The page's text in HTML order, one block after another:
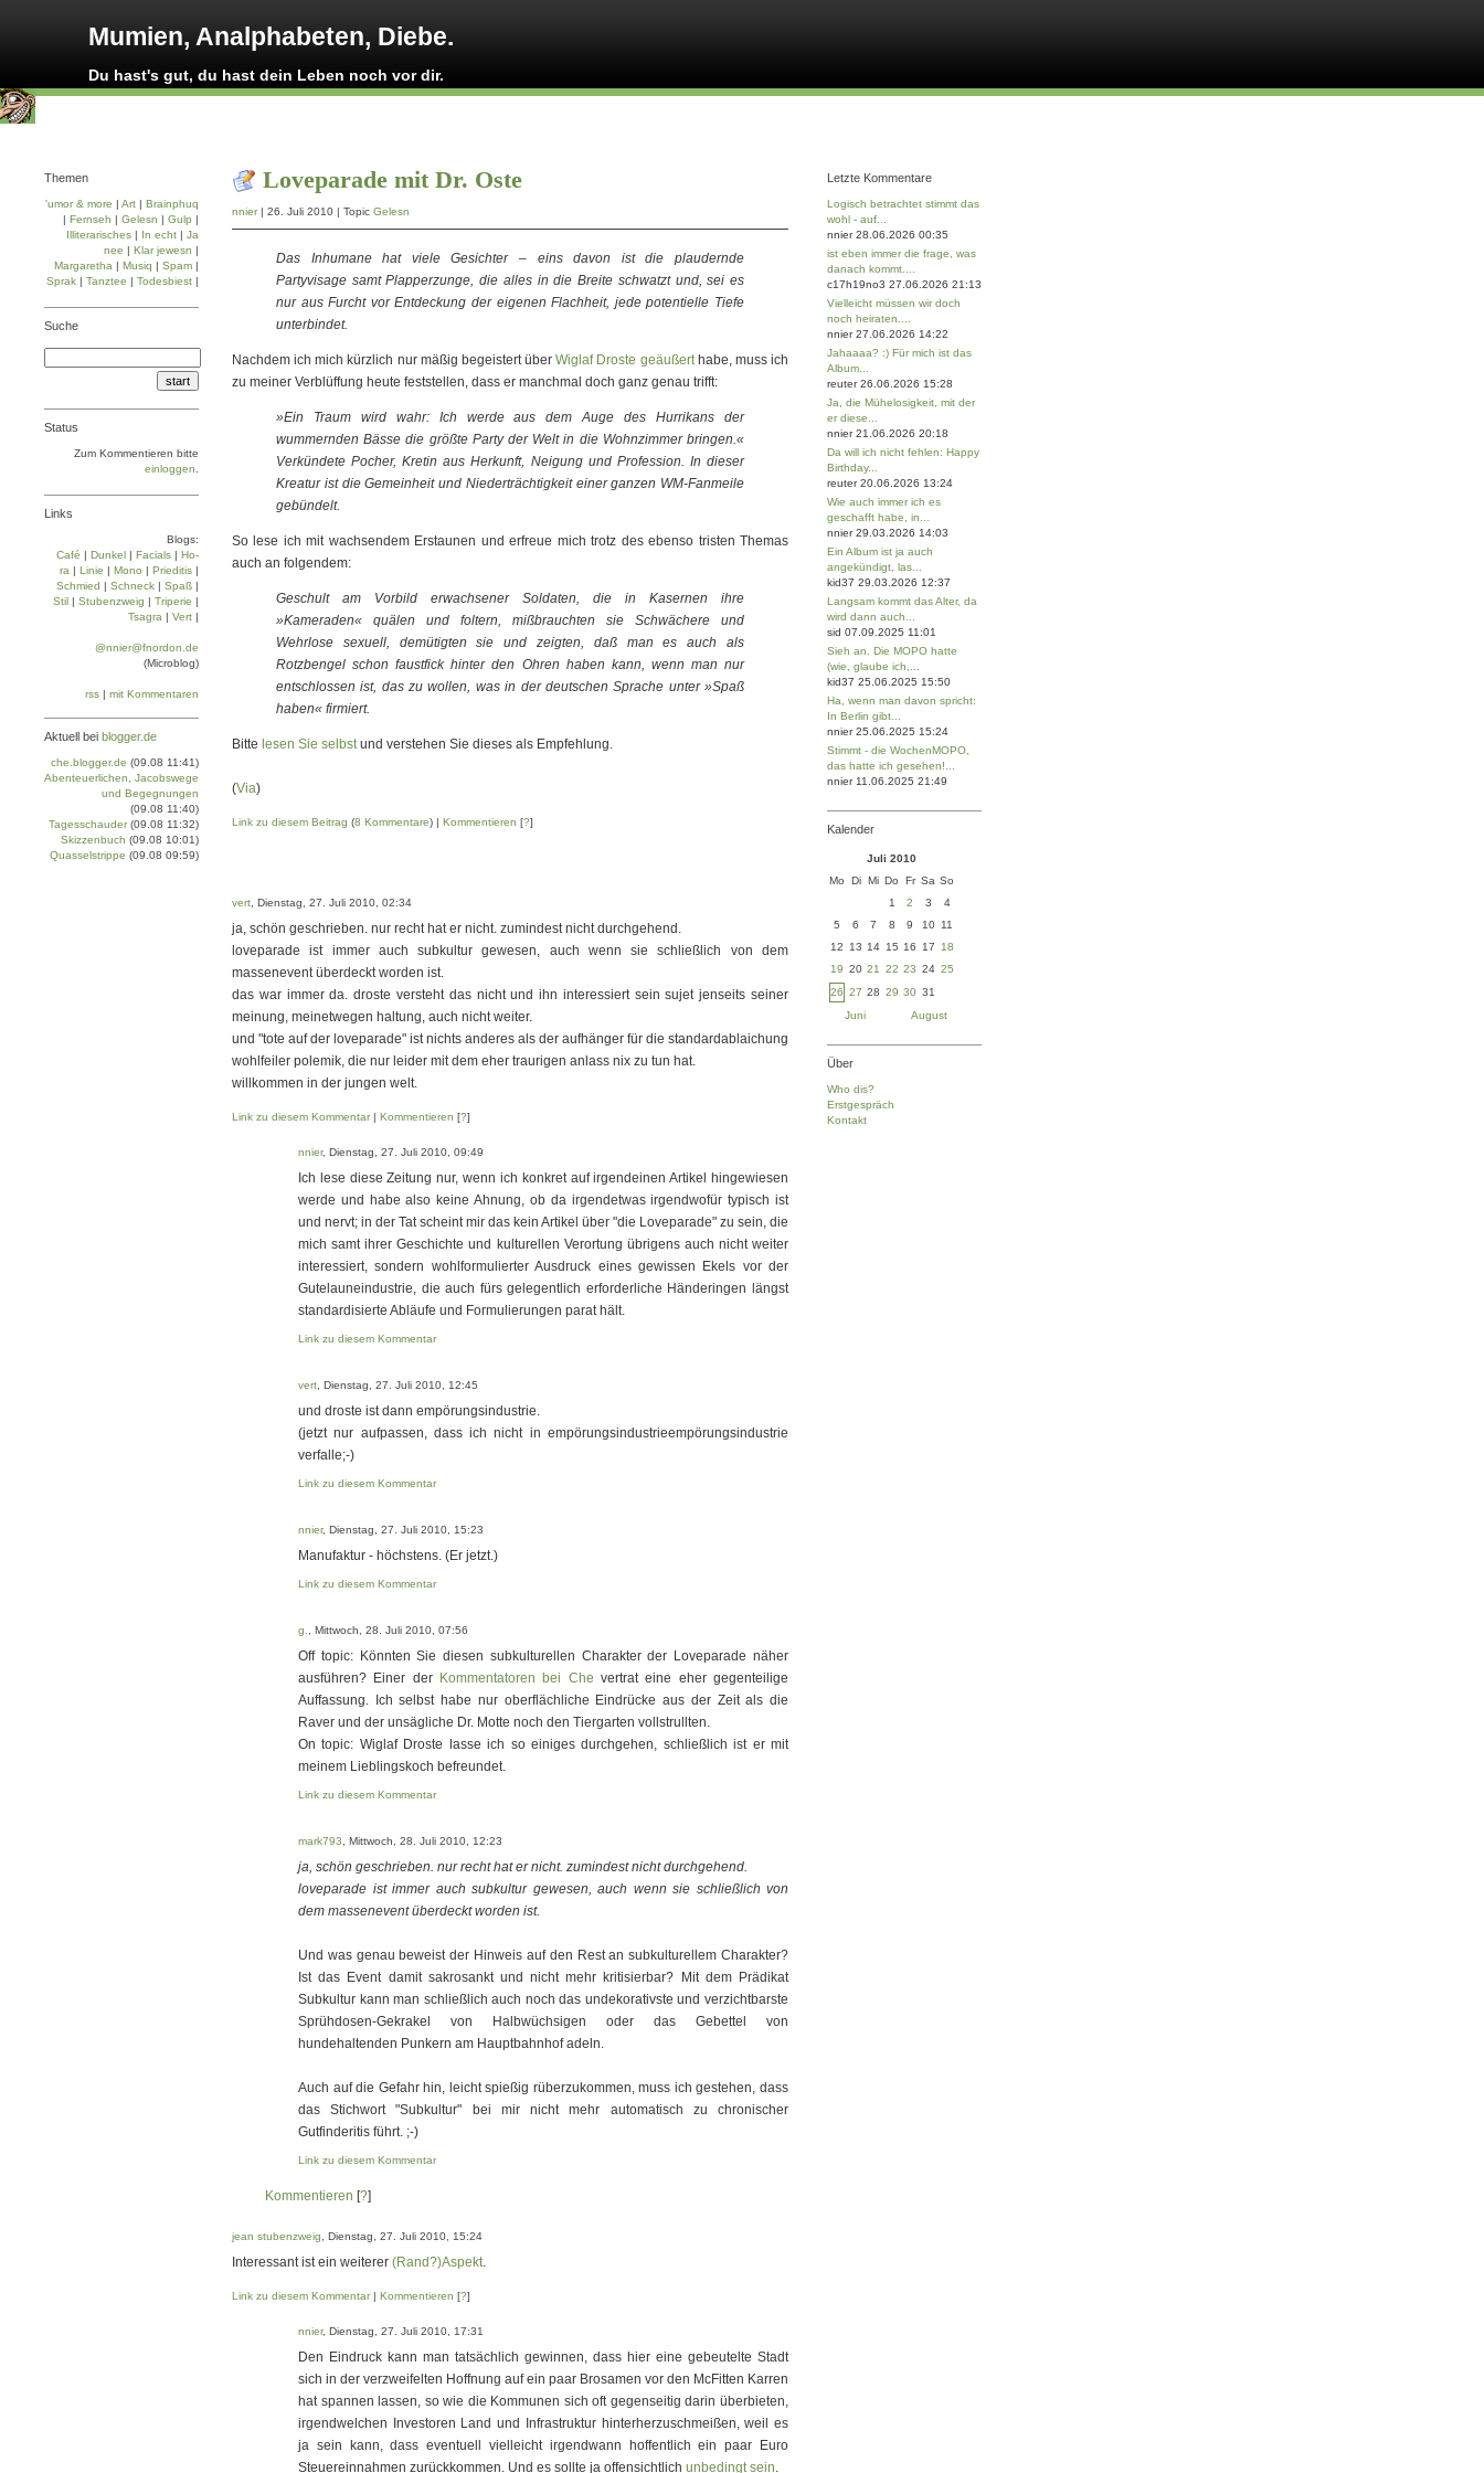
Mumien, Analphabeten, Diebe.
Du hast's gut, du hast dein Leben noch vor dir.
Loveparade mit Dr. Oste
nnier| 26. Juli 2010 | Topic Gelesn
Das Inhumane hat viele Gesichter – eins davon ist die plaudernde
Partyvisage samt Plapperzunge, die alles in die Breite schwatzt und, sei es
nur aus Furcht vor Entdeckung der eigenen Flachheit, jede potentielle Tiefe
unterbindet.
Nachdem ich mich kürzlich nur mäßig begeistert überWiglaf Droste geäußerthabe, muss ich
zu meiner Verblüffung heute feststellen, dass er manchmal doch ganz genau trifft:
»Ein Traum wird wahr: Ich werde aus dem Auge des Hurrikans der
wummernden Bässe die größte Party der Welt in die Wohnzimmer bringen.«
Verkündete Pocher, Kretin aus Herkunft, Neigung und Profession. In dieser
Kreatur ist die Gemeinheit und Niederträchtigkeit einer ganzen WM-Fanmeile
gebündelt.
So lese ich mit wachsendem Erstaunen und erfreue mich trotz des ebenso tristen Themas
auch an folgendem:
Geschult am Vorbild erwachsener Soldaten, die in Kasernen ihre
»Kameraden« quälen und foltern, mißbrauchten sie Schwächere und
Wehrlose sexuell, demütigten sie und zeigten, daß man es auch als
Rotzbengel schon faustfick hinter den Ohren haben kann, wenn man nur
entschlossen ist, das zu wollen, was in der deutschen Sprache unter »Spaß
haben« firmiert.
Bitte lesen Sie selbstund verstehen Sie dieses als Empfehlung.
(Via)
Link zu diesem Beitrag (8 Kommentare) | Kommentieren [?]
vert , Dienstag, 27. Juli 2010, 02:34
ja, schön geschrieben. nur recht hat er nicht. zumindest nicht durchgehend.
loveparade ist immer auch subkultur gewesen, auch wenn sie schließlich von dem
massenevent überdeckt worden ist.
das war immer da. droste versteht das nicht und ihn interessiert sein sujet jenseits seiner
meinung, meinetwegen haltung, auch nicht weiter.
und "tote auf der loveparade" ist nichts anderes als der aufhänger für die standardablaichung
wohlfeiler polemik, die nur leider mit dem eher traurigen anlass nix zu tun hat.
willkommen in der jungen welt.
Link zu diesem Kommentar| Kommentieren [?]
nnier, Dienstag, 27. Juli 2010, 09:49
Ich lese diese Zeitung nur, wenn ich konkret auf irgendeinen Artikel hingewiesen
werde und habe also keine Ahnung, ob da irgendetwas irgendwofür typisch ist
und nervt; in der Tat scheint mir das kein Artikel über "die Loveparade" zu sein, die
mich samt ihrer Geschichte und kulturellen Verortung übrigens auch nicht weiter
interessiert, sondern wohlformulierter Ausdruck eines gewissen Ekels vor der
Gutelauneindustrie, die auch fürs gelegentlich erforderliche Händeringen längst
standardisierte Abläufe und Formulierungen parat hält.
Link zu diesem Kommentar
vert , Dienstag, 27. Juli 2010, 12:45
und droste ist dann empörungsindustrie.
(jetzt nur aufpassen, dass ich nicht in empörungsindustrieempörungsindustrie
verfalle;-)
Link zu diesem Kommentar
nnier, Dienstag, 27. Juli 2010, 15:23
Manufaktur - höchstens. (Er jetzt.)
Link zu diesem Kommentar
g. , Mittwoch, 28. Juli 2010, 07:56
Off topic: Könnten Sie diesen subkulturellen Charakter der Loveparade näher
ausführen? Einer der Kommentatoren bei Che vertrat eine eher gegenteilige
Auffassung. Ich selbst habe nur oberflächliche Eindrücke aus der Zeit als die
Raver und der unsägliche Dr. Motte noch den Tiergarten vollstrullten.
On topic: Wiglaf Droste lasse ich so einiges durchgehen, schließlich ist er mit
meinem Lieblingskoch befreundet.
Link zu diesem Kommentar
mark793 , Mittwoch, 28. Juli 2010, 12:23
ja, schön geschrieben. nur recht hat er nicht. zumindest nicht durchgehend.
loveparade ist immer auch subkultur gewesen, auch wenn sie schließlich von
dem massenevent überdeckt worden ist.
Und was genau beweist der Hinweis auf den Rest an subkulturellem Charakter?
Ist das Event damit sakrosankt und nicht mehr kritisierbar? Mit dem Prädikat
Subkultur kann man schließlich auch noch das undekorativste und verzichtbarste
Sprühdosen-Gekrakel von Halbwüchsigen oder das Gebettel von
hundehaltenden Punkern am Hauptbahnhof adeln.
Auch auf die Gefahr hin, leicht spießig rüberzukommen, muss ich gestehen, dass
das Stichwort "Subkultur" bei mir nicht mehr automatisch zu chronischer
Gutfinderitis führt. ;-)
Link zu diesem Kommentar
Kommentieren [?]
jean stubenzweig , Dienstag, 27. Juli 2010, 15:24
Interessant ist ein weiterer (Rand?)Aspekt.
Link zu diesem Kommentar| Kommentieren [?]
nnier, Dienstag, 27. Juli 2010, 17:31
Den Eindruck kann man tatsächlich gewinnen, dass hier eine gebeutelte Stadt
sich in der verzweifelten Hoffnung auf ein paar Brosamen vor den McFitten Karren
hat spannen lassen, so wie die Kommunen sich oft gegenseitig darin überbieten,
irgendwelchen Investoren Land und Infrastruktur hinterherzuschmeißen, weil es
ja sein kann, dass eventuell vielleicht irgendwann hoffentlich ein paar Euro
Steuereinnahmen zurückkommen. Und es sollte ja offensichtlich unbedingt sein.
Themen
'umor & more | Art | Brainphuq
| Fernseh | Gelesn | Gulp |
Illiterarisches | In echt | Ja
nee | Klar jewesn |
Margaretha | Musiq | Spam |
Sprak | Tanztee | Todesbiest |
Suche
Status
Zum Kommentieren bitte
einloggen
Links
Blogs:
Café | Dun­kel | Facials | Ho­
ra | Linie | Mo­no | Prie­di­tis |
Schmied | Schneck | Spaß |
Stil | Stu­ben­zweig | Tri­pe­rie |
Tsa­gra | Vert |
@nnier@fnordon.de
(Microblog)
rss | mit Kommentaren
Aktuell bei blogger.de
che.blogger.de (09.08 11:41)
Abenteuerlichen, Jacobswege
und Begegnungen
(09.08 11:40)
Tagesschauder (09.08 11:32)
Skizzenbuch (09.08 10:01)
Quasselstrippe (09.08 09:59)
Letzte Kommentare
Logisch betrachtet stimmt das
wohl - auf...
nnier 28.06.2026 00:35
ist eben immer die frage, was
danach kommt....
c17h19no3 27.06.2026 21:13
Vielleicht müssen wir doch
noch heiraten....
nnier 27.06.2026 14:22
Jahaaaa? :) Für mich ist das
Album...
reuter 26.06.2026 15:28
Ja, die Mühelosigkeit, mit der
er diese...
nnier 21.06.2026 20:18
Da will ich nicht fehlen: Happy
Birthday...
reuter 20.06.2026 13:24
Wie auch immer ich es
geschafft habe, in...
nnier 29.03.2026 14:03
Ein Album ist ja auch
angekündigt, las...
kid37 29.03.2026 12:37
Langsam kommt das Alter, da
wird dann auch...
sid 07.09.2025 11:01
Sieh an. Die MOPO hatte
(wie, glaube ich,...
kid37 25.06.2025 15:50
Ha, wenn man davon spricht:
In Berlin gibt...
nnier 25.06.2025 15:24
Stimmt - die WochenMOPO,
das hatte ich gesehen!...
nnier 11.06.2025 21:49
Kalender
Juli 2010
Mo
Di Mi Do Fr Sa So
1
2 3
4
5
6 7 8 9 10 11
12
13 14 15 16 17
18
19 20 21 22 23 24 25
26 27 28 29 30 31
Juni
August
Über
Who dis?
Erstgespräch
Kontakt